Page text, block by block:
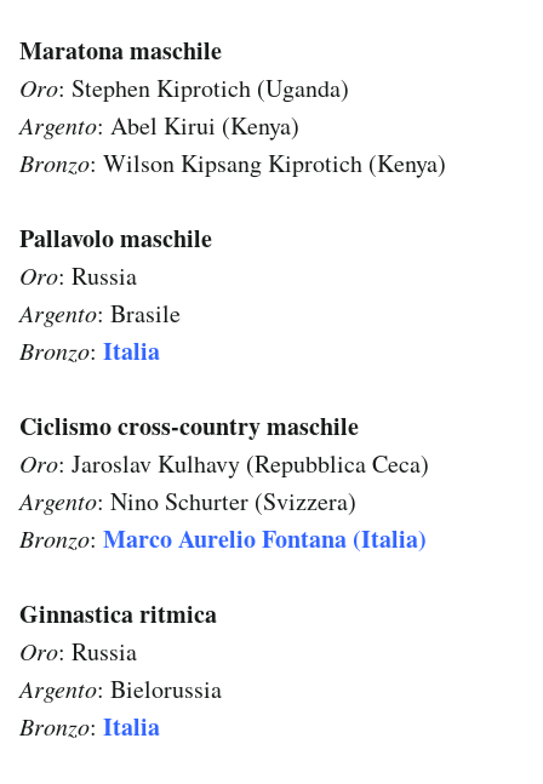
Maratona maschile
Oro: Stephen Kiprotich (Uganda)
Argento: Abel Kirui (Kenya)
Bronzo: Wilson Kipsang Kiprotich (Kenya)
Pallavolo maschile
Oro: Russia
Argento: Brasile
Bronzo: Italia
Ciclismo cross-country maschile
Oro: Jaroslav Kulhavy (Repubblica Ceca)
Argento: Nino Schurter (Svizzera)
Bronzo: Marco Aurelio Fontana (Italia)
Ginnastica ritmica
Oro: Russia
Argento: Bielorussia
Bronzo: Italia